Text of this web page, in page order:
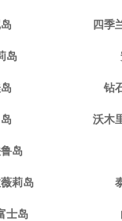
四季
岛
钻
沃木
岛
莉岛
士岛